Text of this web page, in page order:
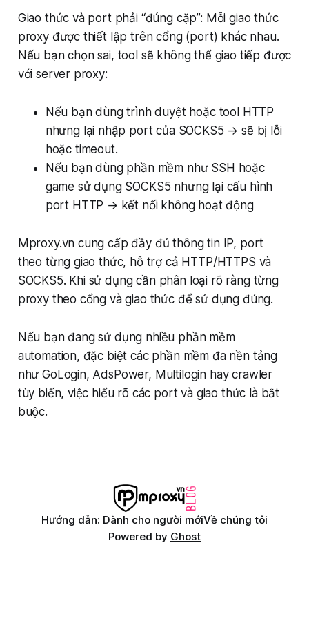
Giao thức và port phải “đúng cặp”: Mỗi giao thức
proxy được thiết lập trên cổng (port) khác nhau.
Nếu bạn chọn sai, tool sẽ không thể giao tiếp được
với server proxy:
Nếu bạn dùng trình duyệt hoặc tool HTTP
nhưng lại nhập port của SOCKS5 → sẽ bị lỗi
hoặc timeout.
Nếu bạn dùng phần mềm như SSH hoặc
game sử dụng SOCKS5 nhưng lại cấu hình
port HTTP → kết nối không hoạt động
Mproxy.vn cung cấp đầy đủ thông tin IP, port
theo từng giao thức, hỗ trợ cả HTTP/HTTPS và
SOCKS5. Khi sử dụng cần phân loại rõ ràng từng
proxy theo cổng và giao thức để sử dụng đúng.
Nếu bạn đang sử dụng nhiều phần mềm
automation, đặc biệt các phần mềm đa nền tảng
như GoLogin, AdsPower, Multilogin hay crawler
tùy biến, việc hiểu rõ các port và giao thức là bắt
buộc.
Hướng dẫn: Dành cho người mớiVề chúng tôi
Powered by Ghost